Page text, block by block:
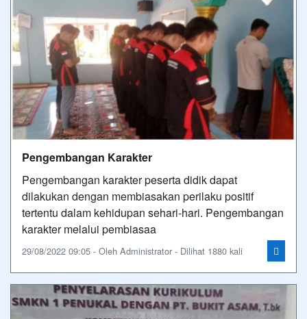
Pengembangan Karakter
Pengembangan karakter peserta didik dapat
dilakukan dengan membiasakan perilaku positif
tertentu dalam kehidupan sehari-hari. Pengembangan
karakter melalui pembiasaa
29/08/2022 09:05 - Oleh Administrator - Dilihat 1880 kali